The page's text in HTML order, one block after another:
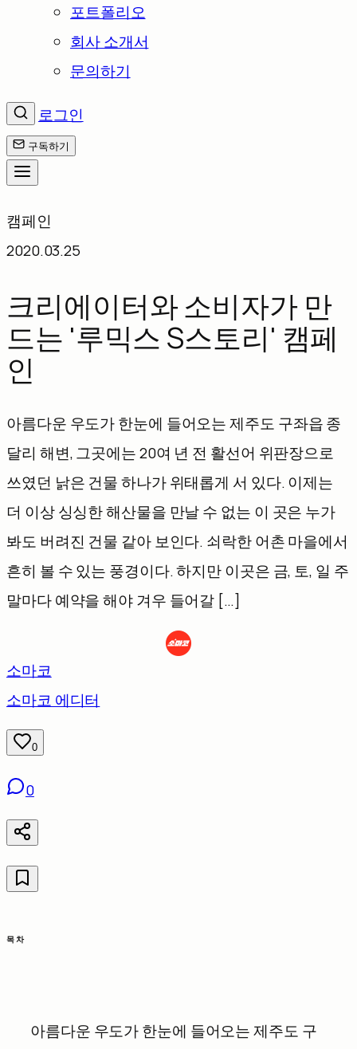
포트폴리오
회사 소개서
문의하기
로그인
구독하기
텐
츠
로
바
로
가
캠페인
2020.03.25
크리에이터와 소비자가 만
드는 '루믹스 S스토리' 캠페
인
아름다운 우도가 한눈에 들어오는 제주도 구좌읍 종
달리 해변, 그곳에는 20여 년 전 활선어 위판장으로
쓰였던 낡은 건물 하나가 위태롭게 서 있다. 이제는
더 이상 싱싱한 해산물을 만날 수 없는 이 곳은 누가
봐도 버려진 건물 같아 보인다. 쇠락한 어촌 마을에서
흔히 볼 수 있는 풍경이다. 하지만 이곳은 금, 토, 일 주
말마다 예약을 해야 겨우 들어갈 […]
소마코
소마코 에디터
0
0
목차
아름다운 우도가 한눈에 들어오는 제주도 구